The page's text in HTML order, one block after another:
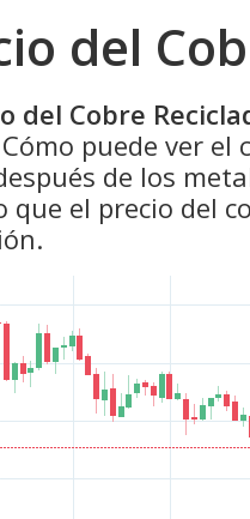
del
del Cobre
Cómo puede ver el
de los
que el precio del